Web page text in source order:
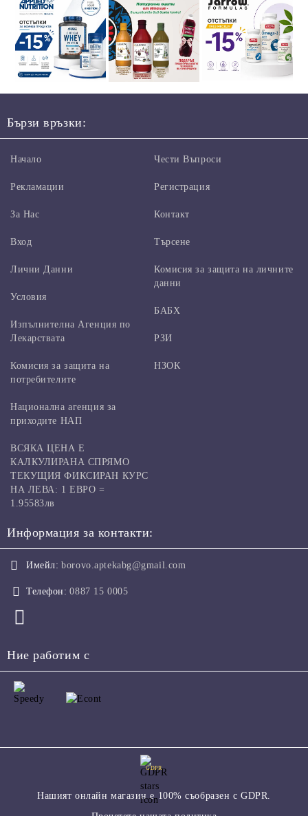
Бързи връзки:
Начало
Рекламации
За Нас
Вход
Чести Въпроси
Регистрация
Контакт
Търсене
Лични Данни
Условия
Изпълнителна Агенция по
Лекарствата
Комисия за защита на
потребителите
Комисия за защита на личните
данни
БАБХ
РЗИ
НЗОК
Национална агенция за
приходите НАП
ВСЯКА ЦЕНА Е
КАЛКУЛИРАНА СПРЯМО
ТЕКУЩИЯ ФИКСИРАН КУРС
НА ЛЕВА: 1 ЕВРО =
1.95583лв
Информация за контакти:
Имейл: borovo.aptekabg@gmail.com
Телефон: 0887 15 0005
Ние работим с
GDPR
Нашият онлайн магазин е 100% съобразен с GDPR.